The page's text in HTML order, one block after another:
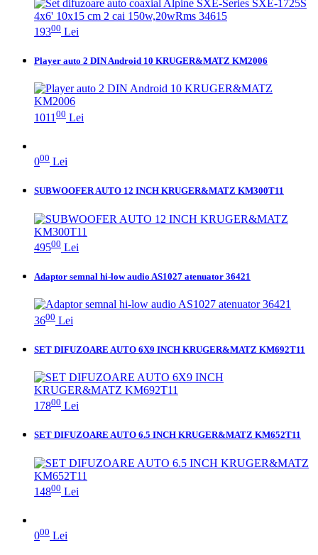
19300 Lei
Player auto 2 DIN Android 10 KRUGER&MATZ KM2006
1011 00 Lei
000 Lei
SUBWOOFER AUTO 12 INCH KRUGER&MATZ KM300T11
49500 Lei
Adaptor semnal hi-low audio AS1027 atenuator 36421
3600 Lei
SET DIFUZOARE AUTO 6X9 INCH KRUGER&MATZ KM692T11
17800 Lei
SET DIFUZOARE AUTO 6.5 INCH KRUGER&MATZ KM652T11
14800 Lei
000 Lei